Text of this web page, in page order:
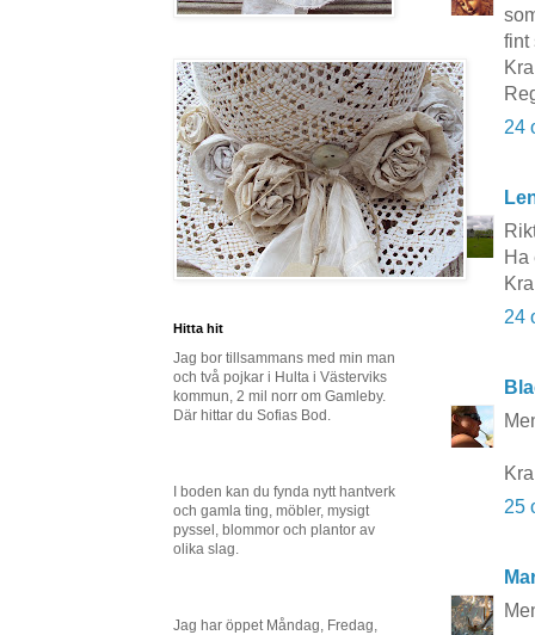
fint
24
Ha
24
25
Hitta hit
Jag bor tillsammans med min man
och två pojkar i Hulta i Västerviks
kommun, 2 mil norr om Gamleby.
Där hittar du Sofias Bod.
I boden kan du fynda nytt hantverk
och gamla ting, möbler, mysigt
pyssel, blommor och plantor av
olika slag.
Jag har öppet Måndag, Fredag,